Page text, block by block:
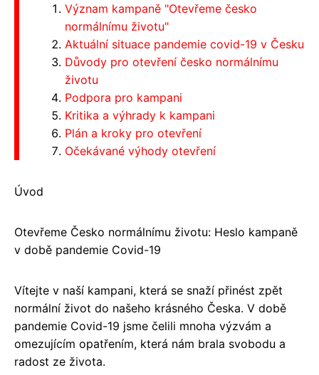
Význam kampaně "Otevřeme česko
normálnímu životu"
Aktuální situace pandemie covid-19 v Česku
Důvody pro otevření česko normálnímu
životu
Podpora pro kampani
Kritika a výhrady k kampani
Plán a kroky pro otevření
Očekávané výhody otevření
Úvod
Otevřeme Česko normálnímu životu: Heslo kampaně
v době pandemie Covid-19
Vítejte v naší kampani, která se snaží přinést zpět
normální život do našeho krásného Česka. V době
pandemie Covid-19 jsme čelili mnoha výzvám a
omezujícím opatřením, která nám brala svobodu a
radost ze života.